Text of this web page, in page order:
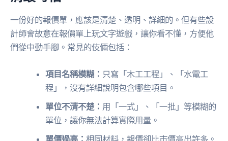
一份好的報價單，應該是清楚、透明、詳細的。但有些設
計師會故意在報價單上玩文字遊戲，讓你看不懂，方便他
們從中動手腳。常見的伎倆包括：
項目名稱模糊： 只寫「木工工程」、「水電工
程」，沒有詳細說明包含哪些項目。
單位不清不楚： 用「一式」、「一批」等模糊的
單位，讓你無法計算實際用量。